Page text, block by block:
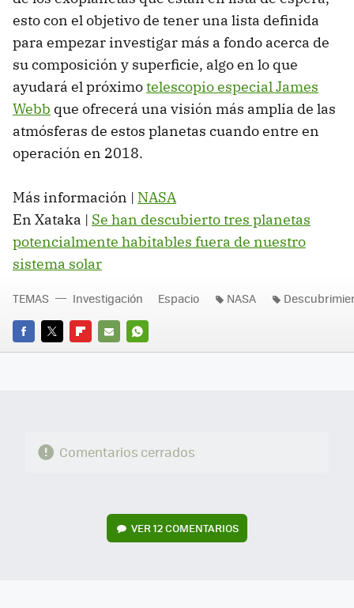
esto con el objetivo de tener una lista definida
para empezar investigar más a fondo acerca de
su composición y superficie, algo en lo que
ayudará el próximotelescopio especial James
Webb que ofrecerá una visión más amplia de las
atmósferas de estos planetas cuando entre en
operación en 2018.
Más información | NASA
En Xataka | Se han descubierto tres planetas
potencialmente habitables fuera de nuestro
sistema solar
FACEBOOK
TWITTERFLIPBOARD
E-
WHATSAPP
TEMAS Investigación Espacio NASA
Comentarios cerrados
VER12 COMENTARIOS